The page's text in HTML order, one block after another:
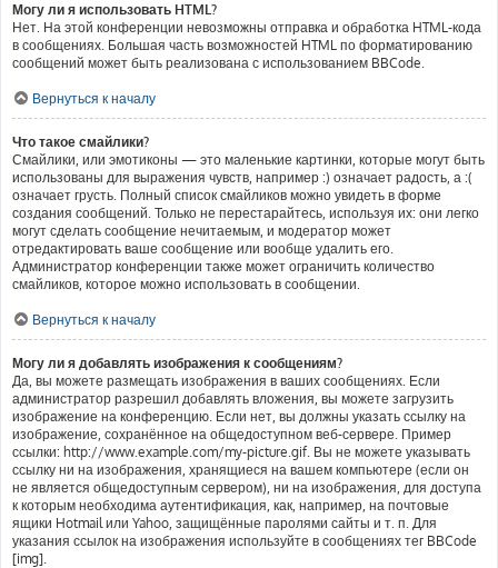
Могу ли я использовать HTML?
Нет. На этой конференции невозможны отправка и обработка HTML-кода
в сообщениях. Большая часть возможностей HTML по форматированию
сообщений может быть реализована с использованием BBCode.
Вернуться к началу
Что такое смайлики?
Смайлики, или эмотиконы — это маленькие картинки, которые могут быть
использованы для выражения чувств, например :) означает радость, а :(
означает грусть. Полный список смайликов можно увидеть в форме
создания сообщений. Только не перестарайтесь, используя их: они легко
могут сделать сообщение нечитаемым, и модератор может
отредактировать ваше сообщение или вообще удалить его.
Администратор конференции также может ограничить количество
смайликов, которое можно использовать в сообщении.
Вернуться к началу
Могу ли я добавлять изображения к сообщениям?
Да, вы можете размещать изображения в ваших сообщениях. Если
администратор разрешил добавлять вложения, вы можете загрузить
изображение на конференцию. Если нет, вы должны указать ссылку на
изображение, сохранённое на общедоступном веб-сервере. Пример
ссылки: http://www.example.com/my-picture.gif. Вы не можете указывать
ссылку ни на изображения, хранящиеся на вашем компьютере (если он
не является общедоступным сервером), ни на изображения, для доступа
к которым необходима аутентификация, как, например, на почтовые
ящики Hotmail или Yahoo, защищённые паролями сайты и т. п. Для
указания ссылок на изображения используйте в сообщениях тег BBCode
[img].